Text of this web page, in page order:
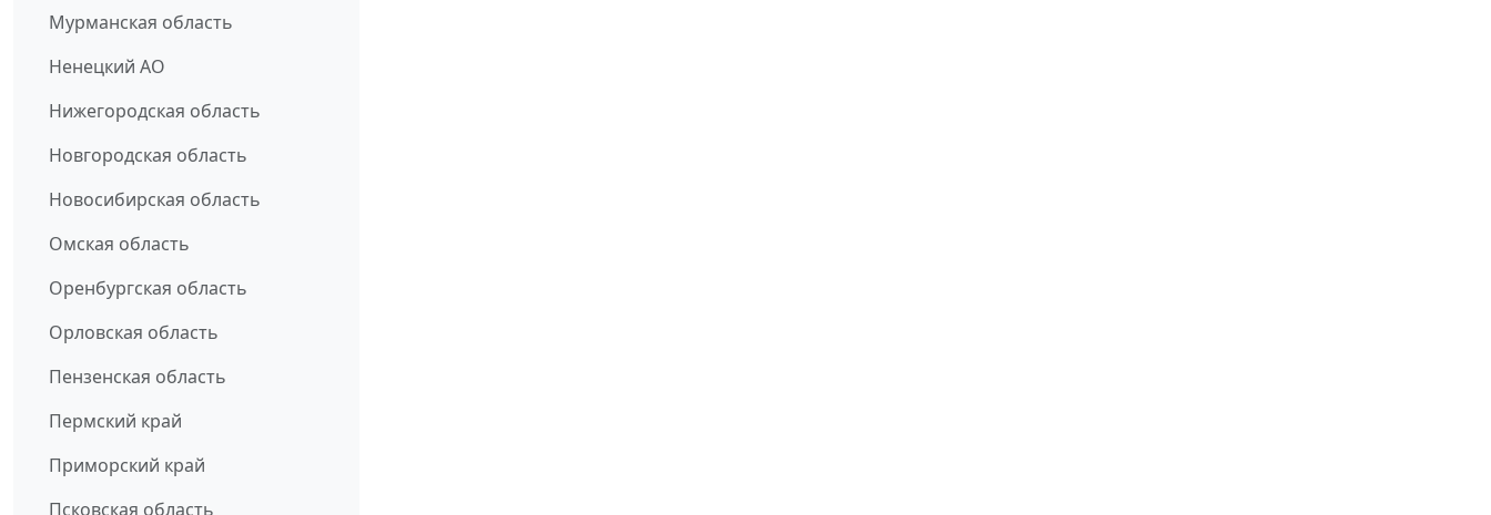
Мурманская область
Ненецкий АО
Нижегородская область
Новгородская область
Новосибирская область
Омская область
Оренбургская область
Орловская область
Пензенская область
Пермский край
Приморский край
Псковская область